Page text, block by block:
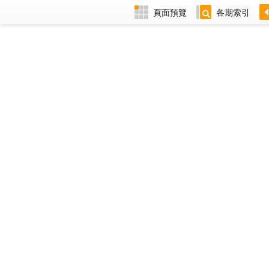
頁面預覽 各期索引